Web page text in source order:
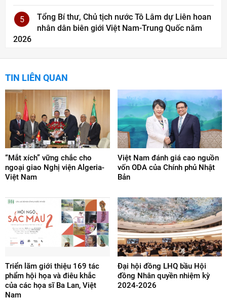
5
Tổng Bí thư, Chủ tịch nước Tô Lâm dự Liên hoan
nhân dân biên giới Việt Nam-Trung Quốc năm
2026
TIN LIÊN QUAN
“Mắt xích” vững chắc cho
ngoại giao Nghị viện Algeria-
Việt Nam
Việt Nam đánh giá cao nguồn
vốn ODA của Chính phủ Nhật
Bản
Triển lãm giới thiệu 169 tác
phẩm hội họa và điêu khắc
của các họa sĩ Ba Lan, Việt
Nam
Đại hội đồng LHQ bầu Hội
đồng Nhân quyền nhiệm kỳ
2024-2026